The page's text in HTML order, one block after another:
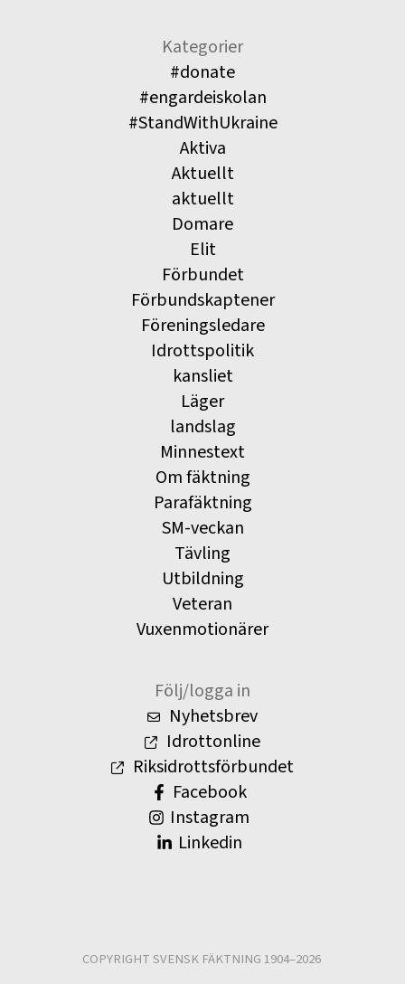
Kategorier
#donate
#engardeiskolan
#StandWithUkraine
Aktiva
Aktuellt
aktuellt
Domare
Elit
Förbundet
Förbundskaptener
Föreningsledare
Idrottspolitik
kansliet
Läger
landslag
Minnestext
Om fäktning
Parafäktning
SM-veckan
Tävling
Utbildning
Veteran
Vuxenmotionärer
Följ/logga in
Nyhetsbrev
Idrottonline
Riksidrottsförbundet
Facebook
Instagram
Linkedin
COPYRIGHT SVENSK FÄKTNING 1904–2026